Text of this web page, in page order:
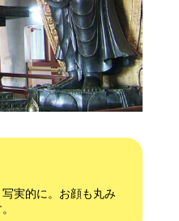
実的に。お顔も丸み